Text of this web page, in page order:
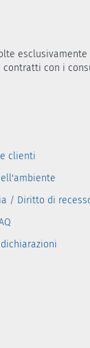
contratti con i
clienti
/ Diritto di